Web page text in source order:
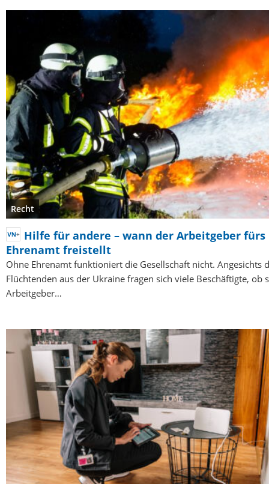
Recht
Hilfe für andere – wann der Arbeitgeber fürs
Ehrenamt freistellt
Ohne Ehrenamt funktioniert die Gesellschaft nicht. Angesichts
Flüchtenden aus der Ukraine fragen sich viele Beschäftigte, ob
Arbeitgeber…